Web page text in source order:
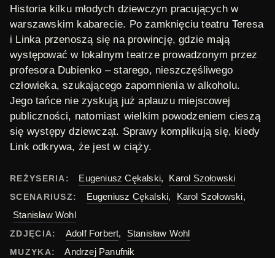
Historia kilku młodych dziewczyn pracujących w
warszawskim kabarecie. Po zamknięciu teatru Teresa
i Linkaprzenoszą się na prowincję, gdzie mają
występować w lokalnym teatrze prowadzonym przez
profesora Dubienko – starego, nieszczęśliwego
człowieka, szukającego zapomnienia w alkoholu.
Jego tańce nie zyskują już aplauzu miejscowej
publiczności, natomiast wielkim powodzeniem cieszą
się występy dziewcząt. Sprawy komplikują się, kiedy
Link odkrywa, że jest w ciąży.
REŻYSERIA: Eugeniusz Cękalski, Karol Szołowski
SCENARIUSZ: Eugeniusz Cękalski, Karol Szołowski,
Stanisław Wohl
ZDJĘCIA: Adolf Forbert, Stanisław Wohl
MUZYKA: Andrzej Panufnik